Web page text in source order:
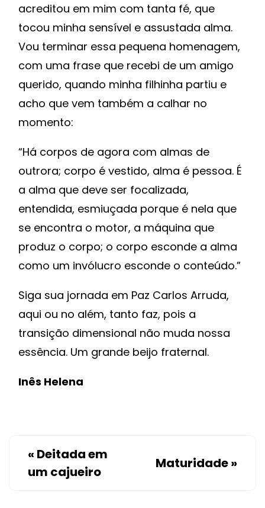
acreditou em mim com tanta fé, que
tocou minha sensível e assustada alma.
Vou terminar essa pequena homenagem,
com uma frase que recebi de um amigo
querido, quando minha filhinha partiu e
acho que vem também a calhar no
momento:
“Há corpos de agora com almas de
outrora; corpo é vestido, alma é pessoa. É
a alma que deve ser focalizada,
entendida, esmiuçada porque é nela que
se encontra o motor, a máquina que
produz o corpo; o corpo esconde a alma
como um invólucro esconde o conteúdo.”
Siga sua jornada em Paz Carlos Arruda,
aqui ou no além, tanto faz, pois a
transição dimensional não muda nossa
essência. Um grande beijo fraternal.
Inês Helena
« Deitada em
um cajueiro
Maturidade»